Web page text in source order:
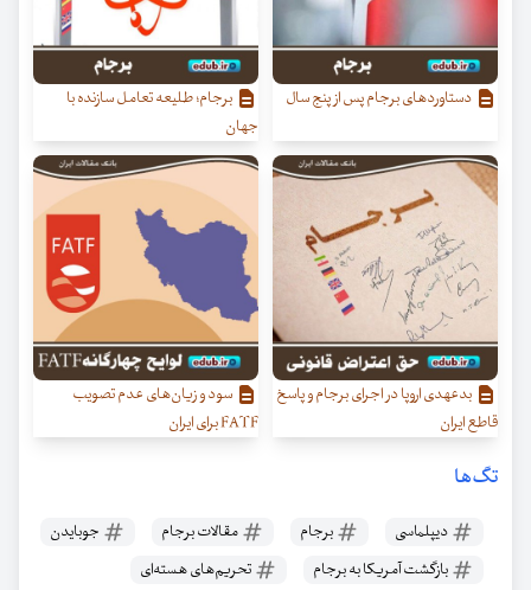
دستاوردهای برجام پس از پنج سال
برجام؛ طلیعه تعامل سازنده با
جهان
بدعهدی‌ اروپا در اجرای برجام و پاسخ
قاطع ایران
سود و زیان‌های عدم تصویب
FATF برای ایران
تگ‌ها
دیپلماسی برجام مقالات برجام
جوبایدن
بازگشت آمریکا به برجام
تحریم‌های هسته‌ای